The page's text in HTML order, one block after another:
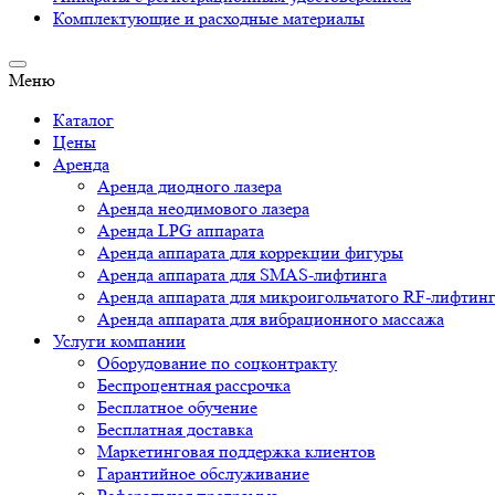
Комплектующие и расходные материалы
Меню
Каталог
Цены
Аренда
Аренда диодного лазера
Аренда неодимового лазера
Аренда LPG аппарата
Аренда аппарата для коррекции фигуры
Аренда аппарата для SMAS-лифтинга
Аренда аппарата для микроигольчатого RF-
Аренда аппарата для вибрационного массажа
Услуги компании
Оборудование по соцконтракту
Беспроцентная рассрочка
Бесплатное обучение
Бесплатная доставка
Маркетинговая поддержка клиентов
Гарантийное обслуживание